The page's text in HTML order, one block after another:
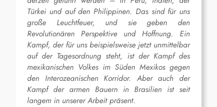
Türkei und auf den Philippinen. Das sind für uns
große Leuchtfeuer, und sie geben den
Revolutionären Perspektive und Hoffnung. Ein
Kampf, der für uns beispielsweise jetzt unmittelbar
auf der Tagesordnung steht, ist der Kampf des
mexikanischen Volkes im Süden Mexikos gegen
den Interozeanischen Korridor. Aber auch der
Kampf der armen Bauern in Brasilien ist seit
langem in unserer Arbeit präsent.